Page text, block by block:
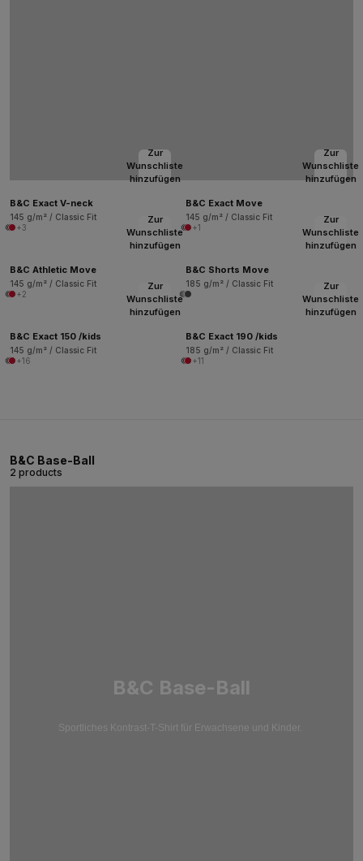
Zur
Wunschliste
hinzufügen
B&C Exact V-neck
145 g/m² / Classic Fit
+3
Zur
Wunschliste
hinzufügen
B&C Exact Move
145 g/m² / Classic Fit
+1
Zur
Wunschliste
hinzufügen
B&C Athletic Move
145 g/m² / Classic Fit
+2
Zur
Wunschliste
hinzufügen
B&C Shorts Move
185 g/m² / Classic Fit
Zur
Wunschliste
hinzufügen
B&C Exact 150 /kids
145 g/m² / Classic Fit
+16
Zur
Wunschliste
hinzufügen
B&C Exact 190 /kids
185 g/m² / Classic Fit
+11
B&C Base-Ball
2 products
B&C Base-Ball
Sportliches Kontrast-T-Shirt für Erwachsene und Kinder.